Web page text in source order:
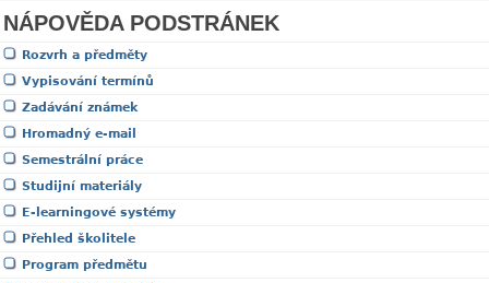
NÁPOVĚDA PODSTRÁNEK
Rozvrh a předměty
Vypisování termínů
Zadávání známek
Hromadný e-mail
Semestrální práce
Studijní materiály
E-learningové systémy
Přehled školitele
Program předmětu